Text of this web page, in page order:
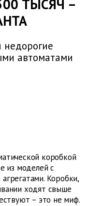
ТЫСЯЧ –
недорогие
автоматами
коробкой
из моделей с
Коробки,
ходят свыше
– это не миф.